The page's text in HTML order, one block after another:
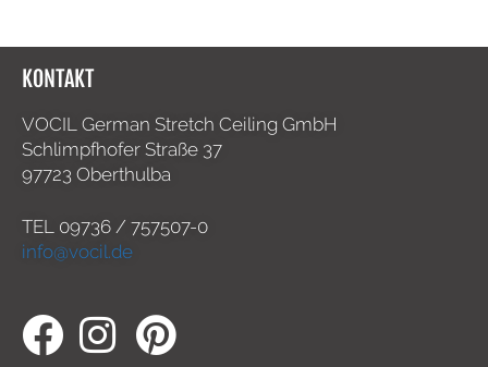
KONTAKT
VOCIL German Stretch Ceiling GmbH
Schlimpfhofer Straße 37
97723 Oberthulba
TEL 09736 / 757507-0
info@vocil.de